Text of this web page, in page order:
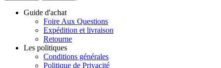
Guide d'achat
Foire Aux Questions
Expédition et livraison
Retourne
Les politiques
Conditions générales
Politique de Privacité